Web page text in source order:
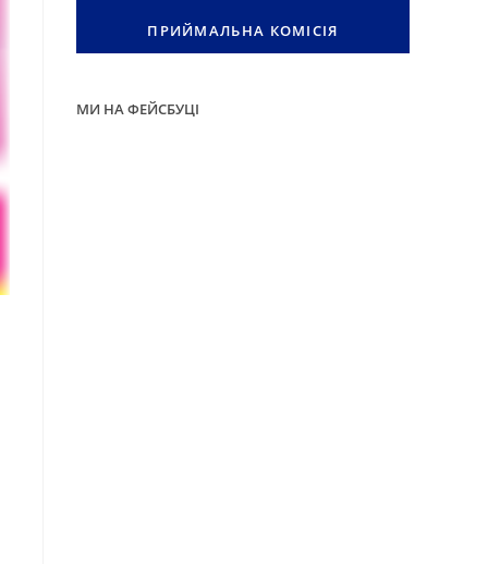
ПРИЙМАЛЬНА КОМІСІЯ
МИ НА ФЕЙСБУЦІ